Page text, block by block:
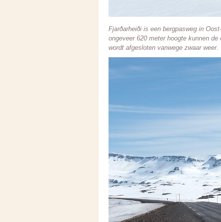
Fjarðarheiði is een bergpasweg in
ongeveer 620 meter hoogte kunnen
wordt afgesloten vanwege zwaar weer.